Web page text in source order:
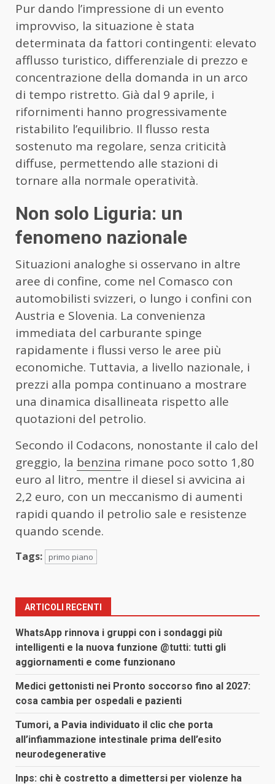
Pur dando l’impressione di un evento
improvviso, la situazione è stata
determinata da fattori contingenti: elevato
afflusso turistico, differenziale di prezzo e
concentrazione della domanda in un arco
di tempo ristretto. Già dal 9 aprile, i
rifornimenti hanno progressivamente
ristabilito l’equilibrio. Il flusso resta
sostenuto ma regolare, senza criticità
diffuse, permettendo alle stazioni di
tornare alla normale operatività.
Non solo Liguria: un
fenomeno nazionale
Situazioni analoghe si osservano in altre
aree di confine, come nel Comasco con
automobilisti svizzeri, o lungo i confini con
Austria e Slovenia. La convenienza
immediata del carburante spinge
rapidamente i flussi verso le aree più
economiche. Tuttavia, a livello nazionale, i
prezzi alla pompa continuano a mostrare
una dinamica disallineata rispetto alle
quotazioni del petrolio.
Secondo il Codacons, nonostante il calo del
greggio, la benzina rimane poco sotto 1,80
euro al litro, mentre il diesel si avvicina ai
2,2 euro, con un meccanismo di aumenti
rapidi quando il petrolio sale e resistenze
quando scende.
Tags: primo piano
ARTICOLI RECENTI
WhatsApp rinnova i gruppi con i sondaggi più
intelligenti e la nuova funzione @tutti: tutti gli
aggiornamenti e come funzionano
Medici gettonisti nei Pronto soccorso fino al 2027:
cosa cambia per ospedali e pazienti
Tumori, a Pavia individuato il clic che porta
all’infiammazione intestinale prima dell’esito
neurodegenerative
Inps: chi è costretto a dimettersi per violenze ha